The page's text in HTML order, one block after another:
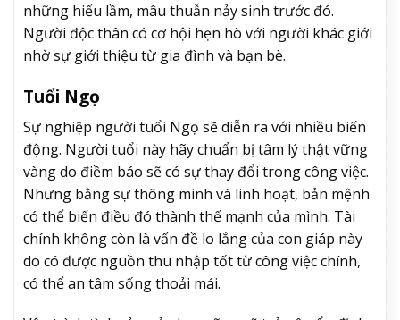
những hiểu lầm, mâu thuẫn nảy sinh trước đó.
Người độc thân có cơ hội hẹn hò với người khác giới
nhờ sự giới thiệu từ gia đình và bạn bè.
Tuổi Ngọ
Sự nghiệp người tuổi Ngọ sẽ diễn ra với nhiều biến
động. Người tuổi này hãy chuẩn bị tâm lý thật vững
vàng do điềm báo sẽ có sự thay đổi trong công việc.
Nhưng bằng sự thông minh và linh hoạt, bản mệnh
có thể biến điều đó thành thế mạnh của mình. Tài
chính không còn là vấn đề lo lắng của con giáp này
do có được nguồn thu nhập tốt từ công việc chính,
có thể an tâm sống thoải mái.